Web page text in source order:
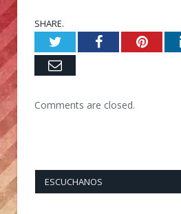
SHARE.
TwitterFacebook
Email
Comments are closed.
ESCUCHANOS